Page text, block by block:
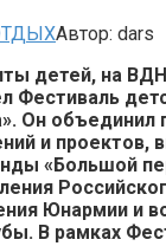
Автор: dars
детей, на
Фестиваль
Он объединил
и проектов,
«Большой
Юнармии и
В рамках